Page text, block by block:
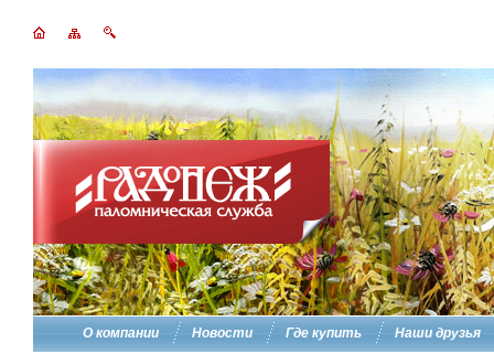
О компании Новости Где купить Наши друзья